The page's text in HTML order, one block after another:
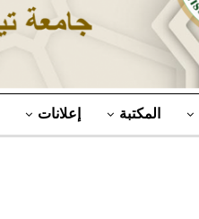
المكتبة إعلانات